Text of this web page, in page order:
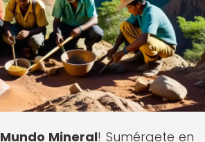
Mundo Mineral! Sumérgete en